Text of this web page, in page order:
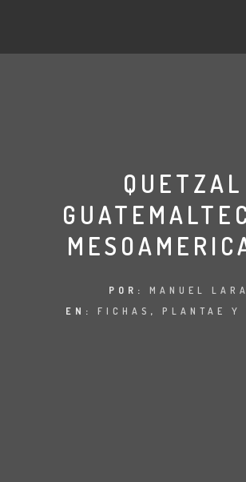
LABORATORIO
PLANTAE Y FAUNA
QUETZAL
POR: MANUEL LARA
EN: FICHAS , PLANTAE Y